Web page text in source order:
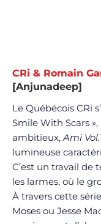
CRi & Romain
[Anjunadeep]
Le Québécois CRi
Smile With Scars
ambitieux,Ami
lumineuse
C’est un travail de
les larmes, où le
À travers cette
Moses ou Jesse